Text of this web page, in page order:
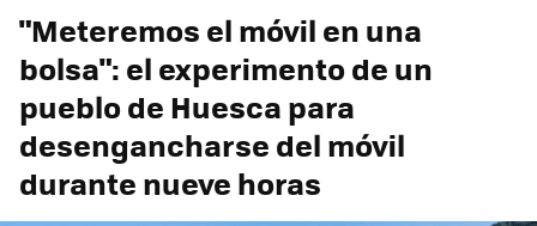
"Meteremos el móvil en una
bolsa": el experimento de un
pueblo de Huesca para
desengancharse del móvil
durante nueve horas